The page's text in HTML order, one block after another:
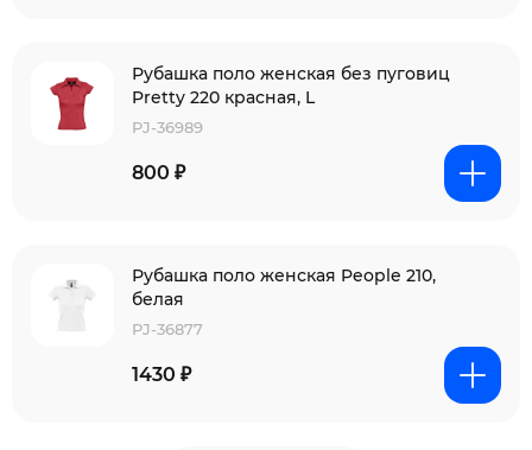
Рубашка поло женская без пуговиц
Pretty 220 красная, L
PJ-36989
800 ₽
Рубашка поло женская People 210,
белая
PJ-36877
1430 ₽